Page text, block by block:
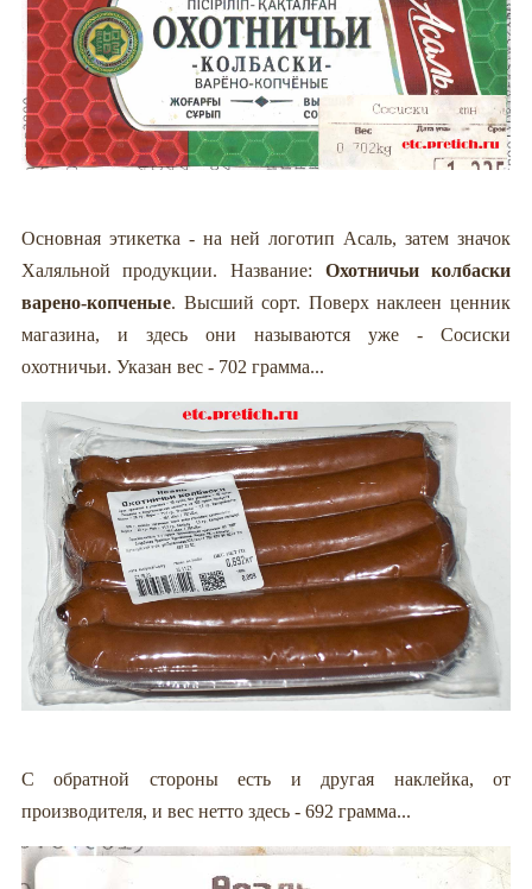
Основная этикетка - на ней логотип Асаль, затем значок
Халяльной продукции. Название: Охотничьи колбаски
варено-копченые. Высший сорт. Поверх наклеен ценник
магазина, и здесь они называются уже - Сосиски
охотничьи. Указан вес - 702 грамма...
С обратной стороны есть и другая наклейка, от
производителя, и вес нетто здесь - 692 грамма...